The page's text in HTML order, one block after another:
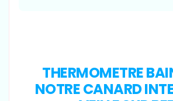
THERMOMETRE
NOTRE CANARD